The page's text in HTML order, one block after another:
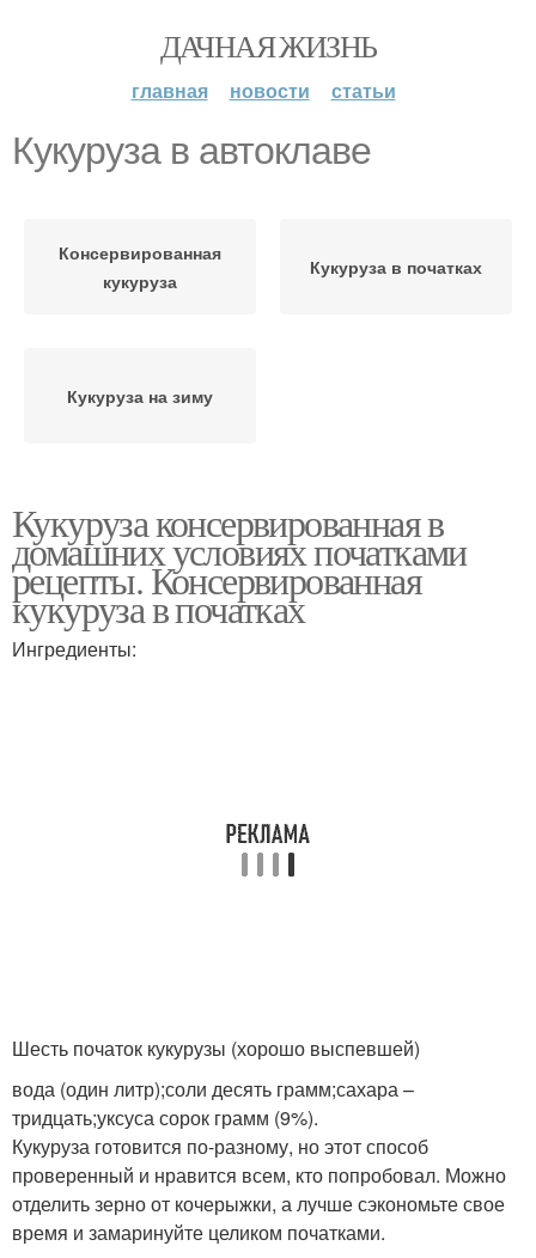
ДАЧНАЯ ЖИЗНЬ
главная новости статьи
Кукуруза в автоклаве
Консервированная
кукуруза
Кукуруза в початках
Кукуруза на зиму
Кукуруза консервированная в
домашних условиях початками
рецепты. Консервированная
кукуруза в початках
Ингредиенты:
Шесть початок кукурузы (хорошо выспевшей)
вода (один литр);соли десять грамм;сахара –
тридцать;уксуса сорок грамм (9%).
Кукуруза готовится по-разному, но этот способ
проверенный и нравится всем, кто попробовал. Можно
отделить зерно от кочерыжки, а лучше сэкономьте свое
время и замаринуйте целиком початками.